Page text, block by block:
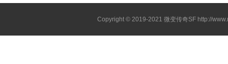
Copyright © 2019-2021 微变传奇SF http://